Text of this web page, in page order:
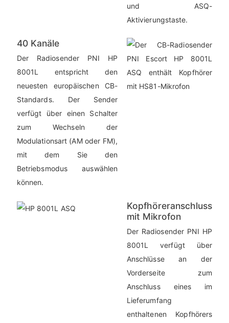
und ASQ-
Aktivierungstaste.
40 Kanäle
Der Radiosender PNI HP
8001L entspricht den
neuesten europäischen CB-
Standards. Der Sender
verfügt über einen Schalter
zum Wechseln der
Modulationsart (AM oder FM),
mit dem Sie den
Betriebsmodus auswählen
können.
Kopfhöreranschluss
mit Mikrofon
Der Radiosender PNI HP
8001L verfügt über
Anschlüsse an der
Vorderseite zum
Anschluss eines im
Lieferumfang
enthaltenen Kopfhörers